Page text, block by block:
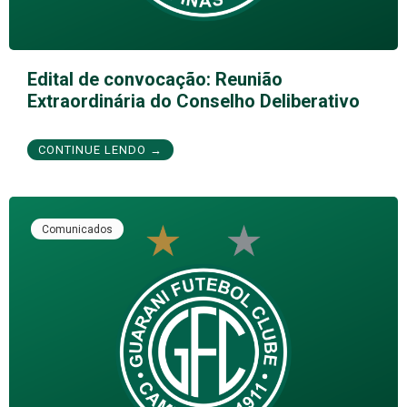
Edital de convocação: Reunião
Extraordinária do Conselho Deliberativo
CONTINUE LENDO →
Comunicados